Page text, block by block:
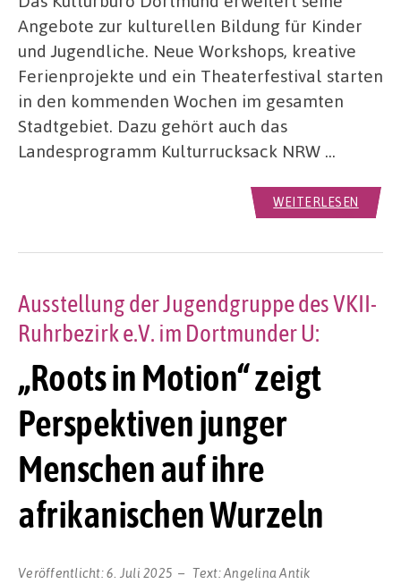
Angebote zur kulturellen Bildung für Kinder
und Jugendliche. Neue Workshops, kreative
Ferienprojekte und ein Theaterfestival starten
in den kommenden Wochen im gesamten
Stadtgebiet. Dazu gehört auch das
Landesprogramm Kulturrucksack NRW …
WEITERLESEN
„Roots in Motion“ zeigt
Perspektiven junger
Menschen auf ihre
afrikanischen Wurzeln
Ausstellung der Jugendgruppe des VKII-
Ruhrbezirk e.V. im Dortmunder U:
Veröffentlicht:6. Juli 2025 Text:Angelina Antik